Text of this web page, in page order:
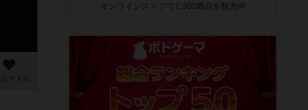
おすすめ
オンラインストアで7,500商品を販売中